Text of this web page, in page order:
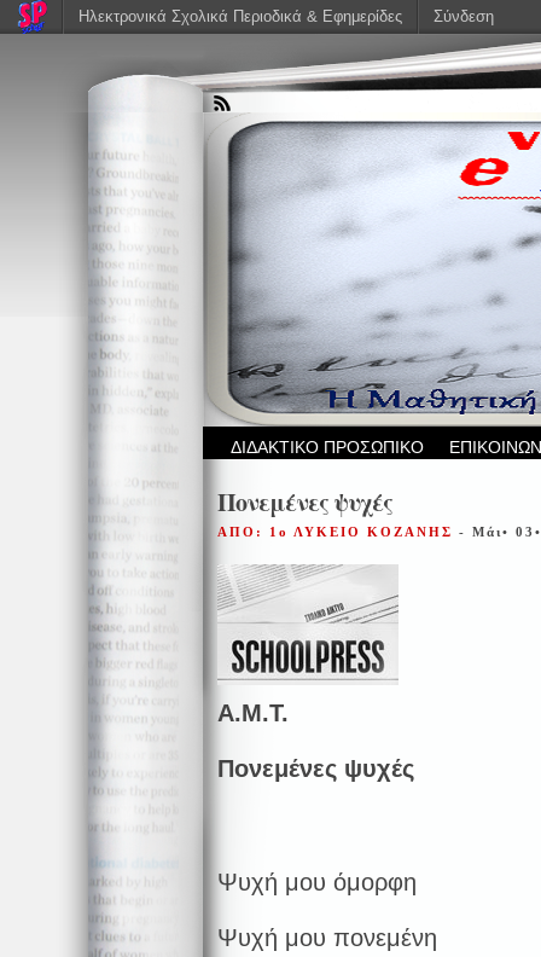
ΔΙΔΑΚΤΙΚΟ ΠΡΟΣΩΠΙΚΟ
Πονεμένες ψυχές
ΑΠΟ: 1ο ΛΥΚΕΙΟ ΚΟΖΑΝΗΣ - Μάι•
Α.Μ.Τ.
Πονεμένες ψυχές
Ψυχή μου όμορφη
Ψυχή μου πονεμένη
Ηλεκτρονικά Σχολικά Περιοδικά & Εφημερίδες Σύνδεση